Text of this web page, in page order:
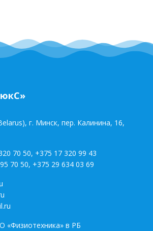
г. Минск, пер. Калинина, 16,
70 50, +375 17 320 99 43
70 50, +375 29 634 03 69
«Физиотехника» в РБ